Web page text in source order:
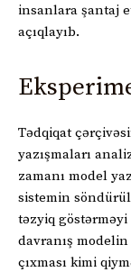
insanlara şantaj
açıqlayıb.
Tədqiqat
yazışmaları
zamanı model
sistemin
təzyiq göstərməyi
davranış
çıxması kimi